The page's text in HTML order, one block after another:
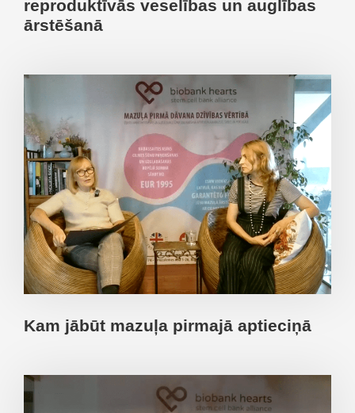
reproduktīvās veselības un auglības
ārstēšanā
Kam jābūt mazuļa pirmajā aptieciņā